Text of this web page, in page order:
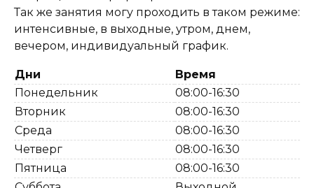
Так же занятия могу проходить в таком режиме:
интенсивные, в выходные, утром, днем,
вечером, индивидуальный график.
Дни
Время
Понедельник
08:00-16:30
Вторник
08:00-16:30
Среда
08:00-16:30
Четверг
08:00-16:30
Пятница
08:00-16:30